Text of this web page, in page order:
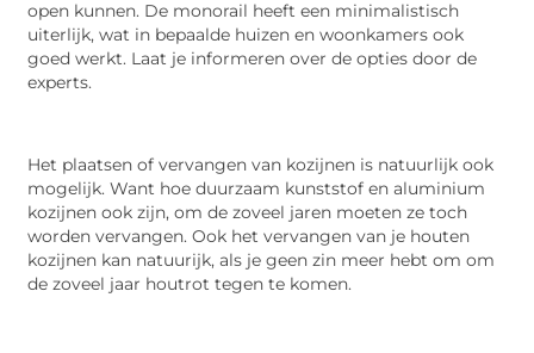
open kunnen. De monorail heeft een minimalistisch
uiterlijk, wat in bepaalde huizen en woonkamers ook
goed werkt. Laat je informeren over de opties door de
experts.
Het plaatsen of vervangen van kozijnen is natuurlijk ook
mogelijk. Want hoe duurzaam kunststof en aluminium
kozijnen ook zijn, om de zoveel jaren moeten ze toch
worden vervangen. Ook het vervangen van je houten
kozijnen kan natuurijk, als je geen zin meer hebt om om
de zoveel jaar houtrot tegen te komen.